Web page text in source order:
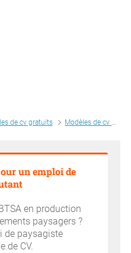
de cv gratuits Modèles de cv par métiers
un emploi de
en production
paysagers ?
de paysagiste
de CV.